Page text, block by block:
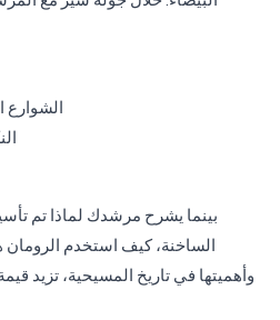
-
-
بينما يشرح مرشدك لماذا تم
الساخنة، كيف استخدم
وأهميتها في تاريخ المسيحية، تزيد